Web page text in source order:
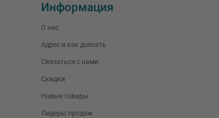
Информация
О нас
Адрес и как доехать
Связаться с нами
Скидки
Новые товары
Лидеры продаж